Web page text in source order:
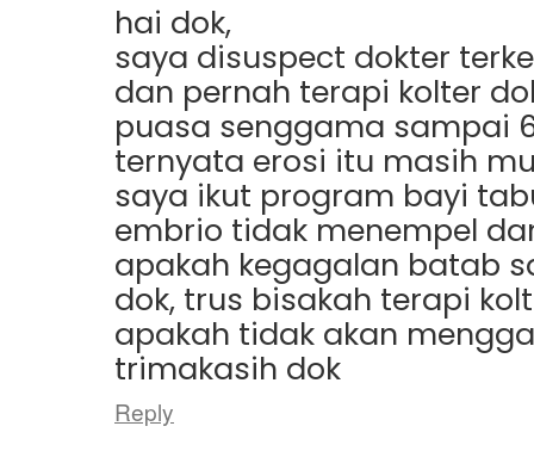
hai dok,
saya disuspect dokter
dan pernah terapi kolter
puasa senggama sampai
ternyata erosi itu masih
saya ikut program bayi
embrio tidak menempel
apakah kegagalan batab
dok, trus bisakah terapi
apakah tidak akan
trimakasih dok
Reply